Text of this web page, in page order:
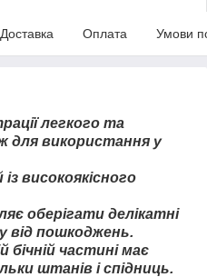
Доставка Оплата Умови
легкого та
для використання у
високоякісного
оберігати делікатні
від пошкоджень.
бічній частині має
штанів і спідниць.